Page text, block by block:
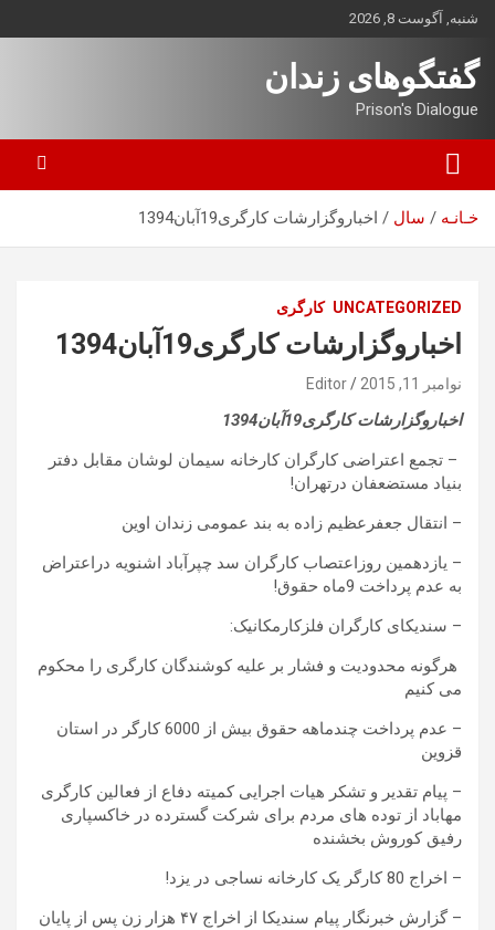
بروید
شنبه, آگوست 8, 2026
گفتگوهای زندان
Prison's Dialogue
خـانـه سال اخباروگزارشات کارگری19آبان1394
UNCATEGORIZED کارگری
اخباروگزارشات کارگری19آبان1394
نوامبر 11, 2015 Editor
اخباروگزارشات کارگری19آبان1394
– تجمع اعتراضی کارگران کارخانه سیمان لوشان مقابل دفتر
بنیاد مستضعفان درتهران!
– انتقال جعفرعظیم زاده به بند عمومی زندان اوین
– یازدهمین روزاعتصاب کارگران سد چپرآباد اشنویه دراعتراض
به عدم پرداخت 9ماه حقوق!
– سندیکای کارگران فلزکارمکانیک:
هرگونه محدودیت و فشار بر علیه کوشندگان کارگری را محکوم
می کنیم
– عدم پرداخت چندماهه حقوق بیش از 6000 کارگر در استان
قزوین
– پیام تقدیر و تشکر هیات اجرایی کمیته دفاع از فعالین کارگری
مهاباد از توده های مردم برای شرکت گسترده در خاکسپاری
رفیق کوروش بخشنده
– اخراج 80 کارگر یک کارخانه نساجی در یزد!
– گزارش خبرنگار پیام سندیکا از اخراج ۴۷ هزار زن پس از پایان